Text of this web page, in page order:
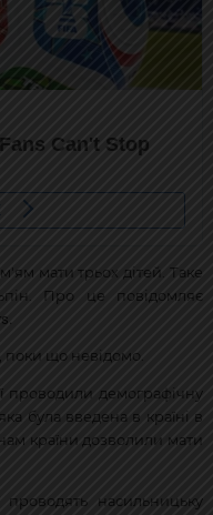
мати трьох дітей. Таке
Про це повідомляє
поки що невідомо.
проводили демографічну
була введена в країні в
країни дозволили мати
насильницьку